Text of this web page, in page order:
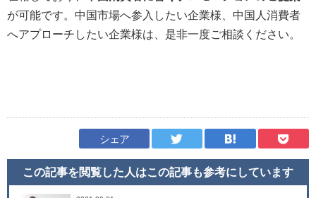
が可能です。中国市場へ参入したい企業様、中国人消費者
へアプローチしたい企業様は、是非一度ご相談ください。
シェア
この記事を閲覧した人はこの記事も参考にしています